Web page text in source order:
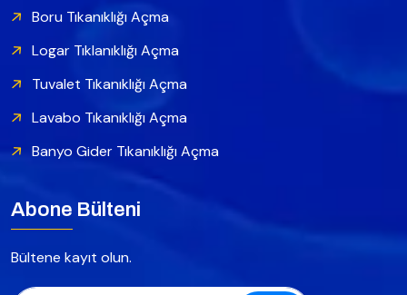
Boru Tıkanıklığı Açma
Logar Tıklanıklığı Açma
Tuvalet Tıkanıklığı Açma
Lavabo Tıkanıklığı Açma
Banyo Gider Tıkanıklığı Açma
Abone Bülteni
Bültene kayıt olun.